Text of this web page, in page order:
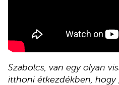
Szabolcs, van egy olyan
itthoni étkezdékben, hogy